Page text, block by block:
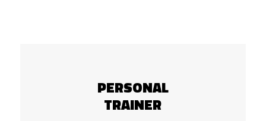
PERSONAL
TRAINER